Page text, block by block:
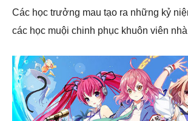
Các học trưởng mau tạo ra những kỷ
các học muội chinh phục khuôn viên